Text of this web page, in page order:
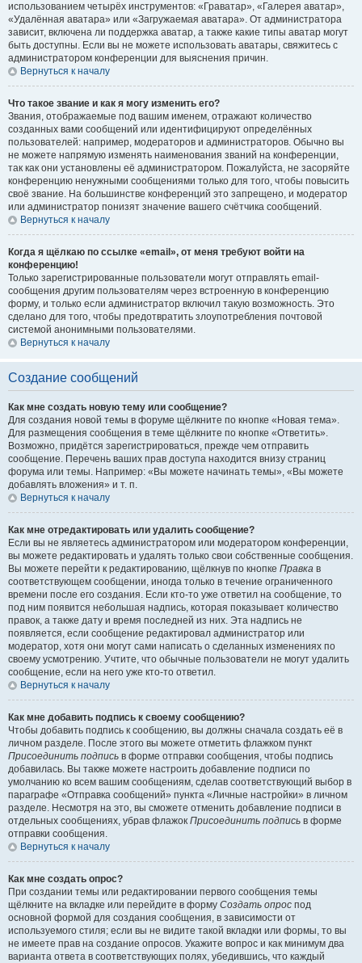
использованием четырёх инструментов: «Граватар», «Галерея аватар»,
«Удалённая аватара» или «Загружаемая аватара». От администратора
зависит, включена ли поддержка аватар, а также какие типы аватар могут
быть доступны. Если вы не можете использовать аватары, свяжитесь с
администратором конференции для выяснения причин.
Вернуться к началу
Что такое звание и как я могу изменить его?
Звания, отображаемые под вашим именем, отражают количество
созданных вами сообщений или идентифицируют определённых
пользователей: например, модераторов и администраторов. Обычно вы
не можете напрямую изменять наименования званий на конференции,
так как они установлены её администратором. Пожалуйста, не засоряйте
конференцию ненужными сообщениями только для того, чтобы повысить
своё звание. На большинстве конференций это запрещено, и модератор
или администратор понизят значение вашего счётчика сообщений.
Вернуться к началу
Когда я щёлкаю по ссылке «email», от меня требуют войти на
конференцию!
Только зарегистрированные пользователи могут отправлять email-
сообщения другим пользователям через встроенную в конференцию
форму, и только если администратор включил такую возможность. Это
сделано для того, чтобы предотвратить злоупотребления почтовой
системой анонимными пользователями.
Вернуться к началу
Создание сообщений
Как мне создать новую тему или сообщение?
Для создания новой темы в форуме щёлкните по кнопке «Новая тема».
Для размещения сообщения в теме щёлкните по кнопке «Ответить».
Возможно, придётся зарегистрироваться, прежде чем отправить
сообщение. Перечень ваших прав доступа находится внизу страниц
форума или темы. Например: «Вы можете начинать темы», «Вы можете
добавлять вложения» и т. п.
Вернуться к началу
Как мне отредактировать или удалить сообщение?
Если вы не являетесь администратором или модератором конференции,
вы можете редактировать и удалять только свои собственные сообщения.
Вы можете перейти к редактированию, щёлкнув по кнопке Правка в
соответствующем сообщении, иногда только в течение ограниченного
времени после его создания. Если кто-то уже ответил на сообщение, то
под ним появится небольшая надпись, которая показывает количество
правок, а также дату и время последней из них. Эта надпись не
появляется, если сообщение редактировал администратор или
модератор, хотя они могут сами написать о сделанных изменениях по
своему усмотрению. Учтите, что обычные пользователи не могут удалить
сообщение, если на него уже кто-то ответил.
Вернуться к началу
Как мне добавить подпись к своему сообщению?
Чтобы добавить подпись к сообщению, вы должны сначала создать её в
личном разделе. После этого вы можете отметить флажком пункт
Присоединить подпись в форме отправки сообщения, чтобы подпись
добавилась. Вы также можете настроить добавление подписи по
умолчанию ко всем вашим сообщениям, сделав соответствующий выбор в
параграфе «Отправка сообщений» пункта «Личные настройки» в личном
разделе. Несмотря на это, вы сможете отменить добавление подписи в
отдельных сообщениях, убрав флажок Присоединить подпись в форме
отправки сообщения.
Вернуться к началу
Как мне создать опрос?
При создании темы или редактировании первого сообщения темы
щёлкните на вкладке или перейдите в форму Создать опрос под
основной формой для создания сообщения, в зависимости от
используемого стиля; если вы не видите такой вкладки или формы, то вы
не имеете прав на создание опросов. Укажите вопрос и как минимум два
варианта ответа в соответствующих полях, убедившись, что каждый